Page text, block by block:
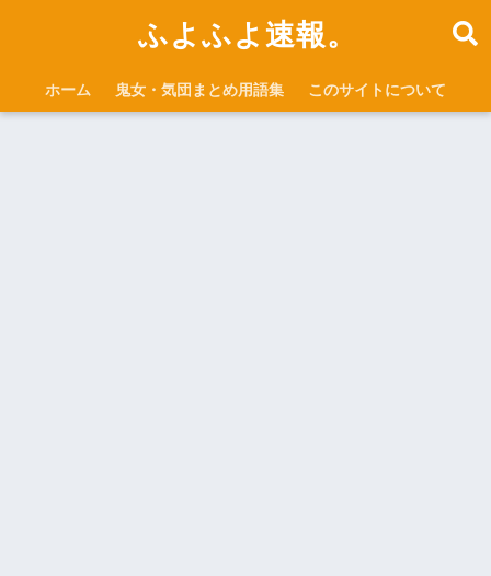
ふよふよ速報。
ホーム 鬼女・気団まとめ用語集 このサイトについて